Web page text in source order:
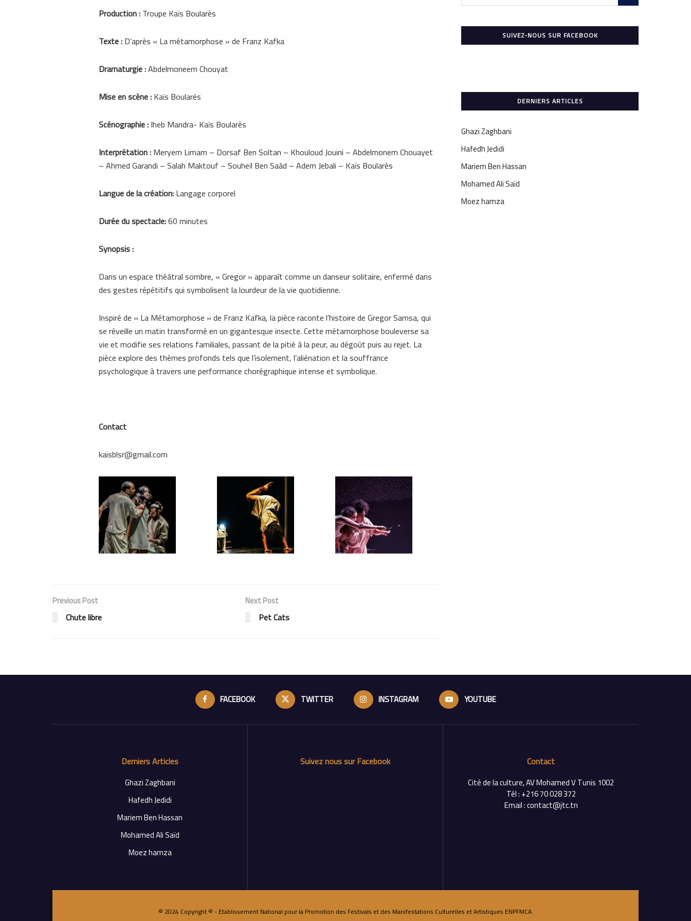
Production :Troupe Kaïs Boularès
Texte :D’après « La métamorphose » de Franz Kafka
Dramaturgie :Abdelmoneem Chouyat
Mise en scène :Kaïs Boularès
Scénographie :Iheb Mandra- Kaïs Boularès
Interprétation :Meryem Limam – Dorsaf Ben Soltan – Khouloud Jouini – Abdelmonem Chouayet
– Ahmed Garandi – Salah Maktouf – Souheïl Ben Saâd – Adem Jebali – Kaïs Boularès
Langue de la création:Langage corporel
Durée du spectacle:60 minutes
Synopsis :
Dans un espace théâtral sombre, « Gregor » apparaît comme un danseur solitaire, enfermé dans
des gestes répétitifs qui symbolisent la lourdeur de la vie quotidienne.
Inspiré de « La Métamorphose » de Franz Kafka, la pièce raconte l’histoire de Gregor Samsa, qui
se réveille un matin transformé en un gigantesque insecte. Cette métamorphose bouleverse sa
vie et modifie ses relations familiales, passant de la pitié à la peur, au dégoût puis au rejet. La
pièce explore des thèmes profonds tels que l’isolement, l’aliénation et la souffrance
psychologique à travers une performance chorégraphique intense et symbolique.
Contact
kaisblsr@gmail.com
Previous Post
Chute libre
Next Post
Pet Cats
SUIVEZ-NOUS SUR FACEBOOK
DERNIERS ARTICLES
Ghazi Zaghbani
Hafedh Jedidi
Mariem Ben Hassan
Mohamed Ali Saïd
Moez hamza
FACEBOOK TWITTER INSTAGRAM YOUTUBE
Derniers Articles
Ghazi Zaghbani
Hafedh Jedidi
Mariem Ben Hassan
Mohamed Ali Saïd
Moez hamza
Suivez nous sur Facebook Contact
Cité de la culture, AV Mohamed V Tunis 1002
Tél : +216 70 028 372
Email : contact@jtc.tn
© 2024 Copyright © - Etablissement National pour la Promotion des Festivals et des Manifestations Culturelles et Artistiques ENPFMCA.